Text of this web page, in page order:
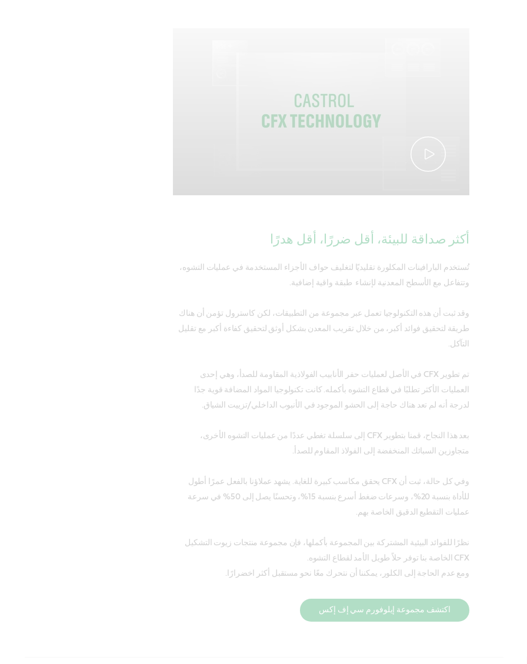
أكثر صداقة للبيئة، أقل ضررًا، أقل هدرًا
تُستخدم البارافينات المكلورة تقليديًا لتغليف حواف الأجزاء المستخدمة في عمليات التشوه،
وتتفاعل مع الأسطح المعدنية لإنشاء طبقة واقية إضافية.
وقد ثبت أن هذه التكنولوجيا تعمل عبر مجموعة من التطبيقات، لكن كاسترول تؤمن أن هناك
طريقة لتحقيق فوائد أكبر، من خلال تقريب المعدن بشكل أوثق لتحقيق كفاءة أكبر مع تقليل
التآكل.
تم تطوير CFX في الأصل لعمليات حفر الأنابيب الفولاذية المقاومة للصدأ، وهي إحدى
العمليات الأكثر تطلبًا في قطاع التشوه بأكمله. كانت تكنولوجيا المواد المضافة قوية جدًا
لدرجة أنه لم تعد هناك حاجة إلى الحشو الموجود في الأنبوب الداخلي/تزييت الشياق.
بعد هذا النجاح، قمنا بتطوير CFX إلى سلسلة تغطي عددًا من عمليات التشوه الأخرى،
متجاوزين السبائك المنخفضة إلى الفولاذ المقاوم للصدأ.
وفي كل حالة، ثبت أن CFX يحقق مكاسب كبيرة للغاية. يشهد عملاؤنا بالفعل عمرًا أطول
للأداة بنسبة 20%، وسرعات ضغط أسرع بنسبة 15%، وتحسنًا يصل إلى 50% في سرعة
عمليات التقطيع الدقيق الخاصة بهم.
نظرًا للفوائد البيئية المشتركة بين المجموعة بأكملها، فإن مجموعة منتجات زيوت التشكيل
CFX الخاصة بنا توفر حلاً طويل الأمد لقطاع التشوه.
ومع عدم الحاجة إلى الكلور، يمكننا أن نتحرك معًا نحو مستقبل أكثر اخضرارًا.
اكتشف مجموعة إيلوفورم سي إف إكس